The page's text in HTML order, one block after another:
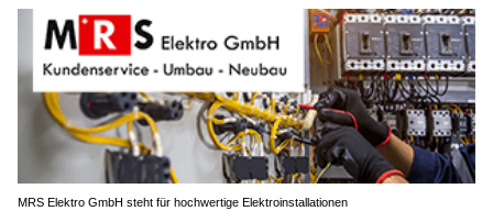
MRS Elektro GmbH steht für hochwertige Elektroinstallationen